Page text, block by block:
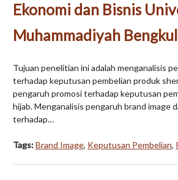
Ekonomi dan Bisnis
Muhammadiyah
Tujuan penelitian ini adalah menganalisis
terhadap keputusan pembelian produk
pengaruh promosi terhadap keputusan
hijab. Menganalisis pengaruh brand image
terhadap…
Tags:Brand Image, Keputusan Pembelian,